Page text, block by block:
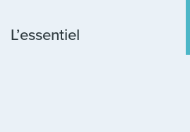
L’essentiel